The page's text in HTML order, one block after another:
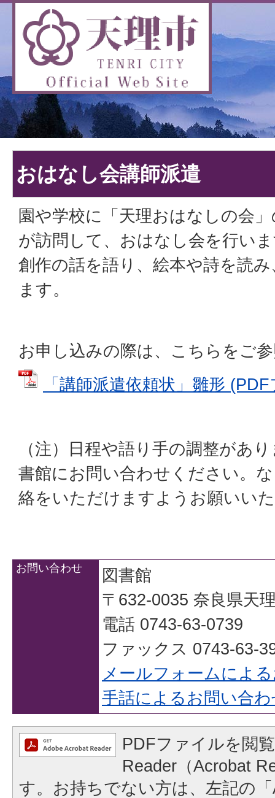
おはなし会講師派遣
園や学校に「天理おはなしの会
が訪問して、おはなし会を行い
創作の話を語り、絵本や詩を読
ます。
お申し込みの際は、こちらをご
「講師派遣依頼状」雛形
（注）日程や語り手の調整があ
書館にお問い合わせください。
絡をいただけますようお願いい
お問い合わせ
図書館
〒632-0035 奈良県天
電話 0743-63-0739
ファックス 0743-63-
メールフォームによ
手話によるお問い合
PDFファイルを閲
Reader（Acrobat
す。お持ちでない方は、左記の